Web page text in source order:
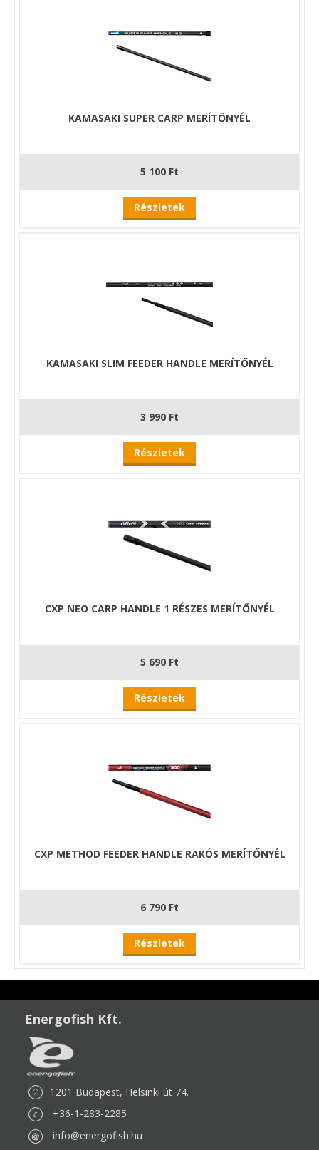
KAMASAKI SUPER CARP MERÍTŐNYÉL
5 100 Ft
Részletek
KAMASAKI SLIM FEEDER HANDLE MERÍTŐNYÉL
3 990 Ft
Részletek
CXP NEO CARP HANDLE 1 RÉSZES MERÍTŐNYÉL
5 690 Ft
Részletek
CXP METHOD FEEDER HANDLE RAKÓS MERÍTŐNYÉL
6 790 Ft
Részletek
Energofish Kft.
1201 Budapest, Helsinki út 74.
+36-1-283-2285
info@energofish.hu